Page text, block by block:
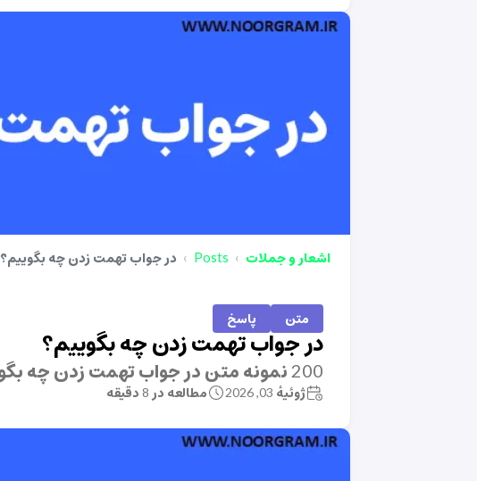
اشعار و جملات Posts در جواب تهمت زدن چه بگوییم؟
متن پاسخ
در جواب تهمت زدن چه بگوییم؟
200 نمونه متن در جواب تهمت زدن چه بگوییم؟
ژوئیهٔ 03, 2026 مطالعه در 8 دقیقه